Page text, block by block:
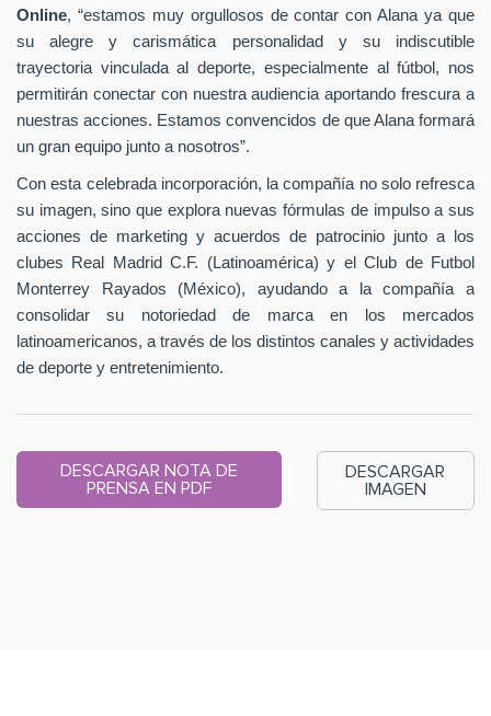
Online, “estamos muy orgullosos de contar con Alana ya que
su alegre y carismática personalidad y su indiscutible
trayectoria vinculada al deporte, especialmente al fútbol, nos
permitirán conectar con nuestra audiencia aportando frescura a
nuestras acciones. Estamos convencidos de que Alana formará
un gran equipo junto a nosotros”.
Con esta celebrada incorporación, la compañía no solo refresca
su imagen, sino que explora nuevas fórmulas de impulso a sus
acciones de marketing y acuerdos de patrocinio junto a los
clubes Real Madrid C.F. (Latinoamérica) y el Club de Futbol
Monterrey Rayados (México), ayudando a la compañía a
consolidar su notoriedad de marca en los mercados
latinoamericanos, a través de los distintos canales y actividades
de deporte y entretenimiento.
DESCARGAR NOTA DE
PRENSA EN PDF
DESCARGAR
IMAGEN